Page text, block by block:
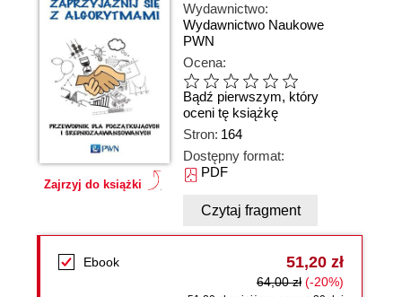
Zajrzyj do książki
Wydawnictwo:
Wydawnictwo Naukowe
PWN
Ocena:
Bądź pierwszym, który
oceni tę książkę
Stron: 164
Dostępny format:
PDF
Czytaj fragment
Ebook 51,20 zł
64,00 zł (-20%)